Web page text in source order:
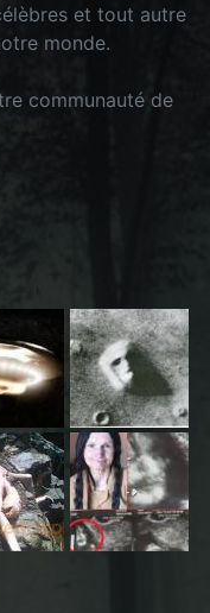
et tout autre
monde.
communauté de